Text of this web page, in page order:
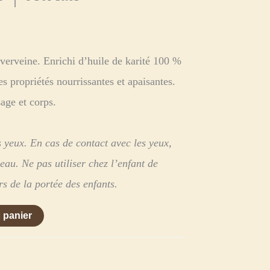
Enrichi d’huile de karité 100 %
propriétés nourrissantes et apaisantes.
et corps.
En cas de contact avec les yeux,
Ne pas utiliser chez l’enfant de
de la portée des enfants.
panier